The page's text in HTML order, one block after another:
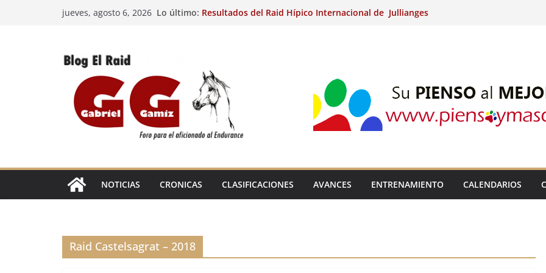
jueves, agosto 6, 2026 Lo último: Resultados del Raid Hípico Internacional de Jullianges
Raid Hípico Eladina Kung (Badajoz).
Resultados del Raid Hípico Internacional de Jullianges
(FRA). 4/8/26.
EL
NOTICIAS CRONICAS CLASIFICACIONES AVANCES ENTRENAMIENTO CALENDARIOS
Raid Castelsagrat – 2018